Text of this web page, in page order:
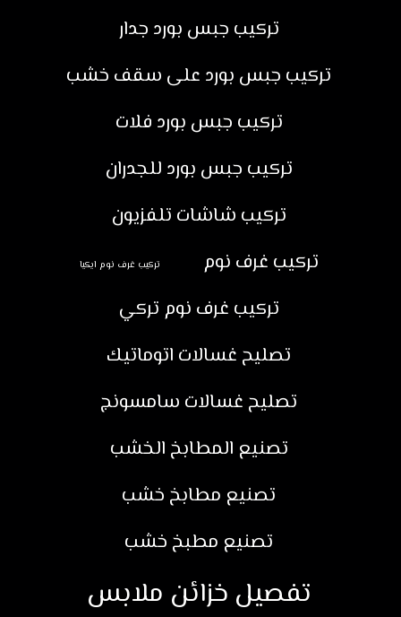
تركيب جبس بورد جدار
تركيب جبس بورد على سقف خشب
تركيب جبس بورد فلات
تركيب جبس بورد للجدران
تركيب شاشات تلفزيون
تركيب غرف نوم
تركيب غرف نوم ايكيا
تركيب غرف نوم تركي
تصليح غسالات اتوماتيك
تصليح غسالات سامسونج
تصنيع المطابخ الخشب
تصنيع مطابخ خشب
تصنيع مطبخ خشب
تفصيل خزائن ملابس